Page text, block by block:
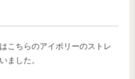
こちらのアイボリーのストレ
ました。